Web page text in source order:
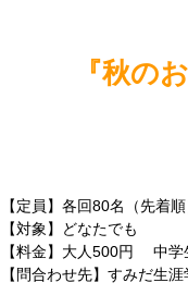
『秋の
【定員】各回80名（先着順
【対象】どなたでも
【料金】大人500円 中学
【問合わせ先】すみだ生